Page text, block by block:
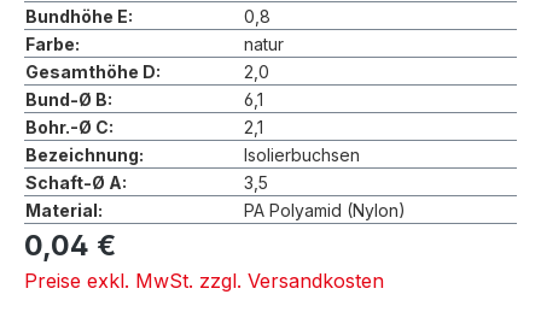
Bundhöhe E:
0,8
Farbe:
natur
Gesamthöhe D:
2,0
Bund-Ø B:
6,1
Bohr.-Ø C:
2,1
Bezeichnung:
Isolierbuchsen
Schaft-Ø A:
3,5
Material:
PA Polyamid (Nylon)
0,04 €
Preise exkl. MwSt. zzgl. Versandkosten